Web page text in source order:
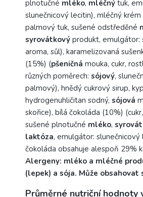
plnotučné mléko, mléčný tuk,
slunečnicový lecitin), mléčný krém
palmový tuk, sušené odstředěné
syrovátkový produkt, emulgátor:
aroma, sůl), karamelizovaná
(15%) (pšeničná mouka, cukr,
různých poměrech: sójový,
palmový), hnědý cukrový sirup,
hydrogenuhličitan sodný, sójová
skořice), bílá čokoláda (10%)
sušené plnotučné mléko,
laktóza, emulgátor: slunečnicový
čokoláda obsahuje alespoň 29%
Alergeny: mléko a mléčné
(lepek) a sója. Může obsahovat
Průměrné nutriční hodnoty